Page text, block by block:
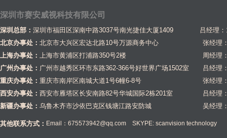
深圳市赛安威视科技有限公司
深圳总部： 深圳市福田区深南中路3037号南光捷佳大厦1409 吕经理：
北京办事处： 北京市大兴区宏达北路10号万源商务中心
张经理
上海办事处： 上海市黄浦区打浦路350号2楼
周经理
广州办事处： 广州市越秀区环市东路362-366号好世界广场1502室
吕经理
重庆办事处： 重庆市南岸区南城大道1号6幢6-8号
张经理
西安办事处： 西安市雁塔区长安南路82号华城国际2栋201室
吕经理
新疆办事处： 乌鲁木齐市沙依巴克区钱塘江路安防城 吴经理
其他联系方式： Email：675573942@qq.com SKYPE: scanvision technology